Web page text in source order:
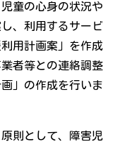
童の心身の状況や
、利用するサービ
用計画案」を作成
者等との連絡調整
」の作成を行いま
則として、障害児